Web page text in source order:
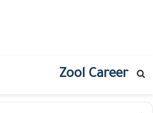
Zool Career
بحث عن